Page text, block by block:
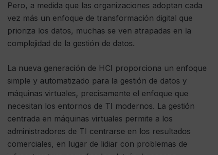
Pero, a medida que las organizaciones adoptan cada
vez más un enfoque de transformación digital que
prioriza los datos, muchas se ven atrapadas en la
complejidad de la gestión de datos.
La nueva generación de HCI proporciona un enfoque
simple y automatizado para la gestión de datos y
máquinas virtuales, precisamente el enfoque que
necesitan los entornos de TI modernos. La gestión
centrada en máquinas virtuales permite a los
administradores de TI centrarse en los resultados
comerciales, en lugar de lidiar con problemas de